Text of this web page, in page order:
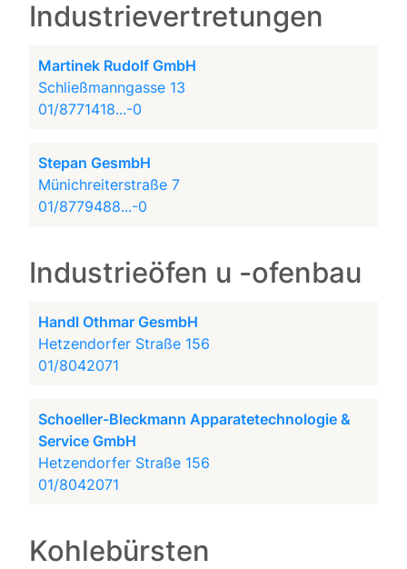
Industrievertretungen
Martinek Rudolf GmbH
Schließmanngasse 13
01/8771418...-0
Stepan GesmbH
Münichreiterstraße 7
01/8779488...-0
Industrieöfen u -ofenbau
Handl Othmar GesmbH
Hetzendorfer Straße 156
01/8042071
Schoeller-Bleckmann Apparatetechnologie &
Service GmbH
Hetzendorfer Straße 156
01/8042071
Kohlebürsten